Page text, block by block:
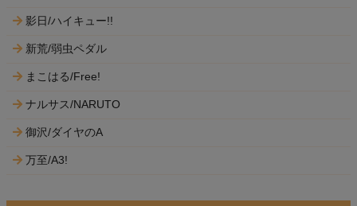
影日/ハイキュー!!
新荒/弱虫ペダル
まこはる/Free!
ナルサス/NARUTO
御沢/ダイヤのA
万至/A3!